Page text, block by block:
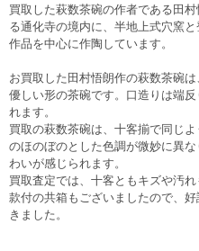
買取した萩数茶碗の作者である田
る通化寺の境内に、半地上式穴窯
作品を中心に作陶しています。
お買取した田村悟朗作の萩数茶碗
優しい形の茶碗です。口造りは端
れます。
買取の萩数茶碗は、十客揃で同じ
のほのぼのとした色調が微妙に異
わいが感じられます。
買取査定では、十客ともキズや汚
款付の共箱もございましたので、
きました。